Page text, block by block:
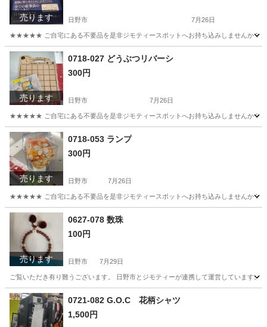
売ります 日野市 7月26日
★★★★★ ご自宅にある不要品を是非ジモティースポットへお持ち込みしませんか？
東京 日野市 ビジネス、経済 現地
売ります
0718-027 どうぶつリバーシ
300円
日野市 7月26日
★★★★★ ご自宅にある不要品を是非ジモティースポットへお持ち込みしませんか？
東京 日野市 ボードゲーム 現地
売ります
0718-053 ランプ
300円
日野市 7月26日
★★★★★ ご自宅にある不要品を是非ジモティースポットへお持ち込みしませんか？
東京 日野市 現地
売ります
0627-078 数珠
100円
日野市 7月29日
ご覧いただき有り難うございます。 日野市とジモティーが連携して運営していま
東京 日野市 現地
0721-082 G.O.C 花柄シャツ
1,500円